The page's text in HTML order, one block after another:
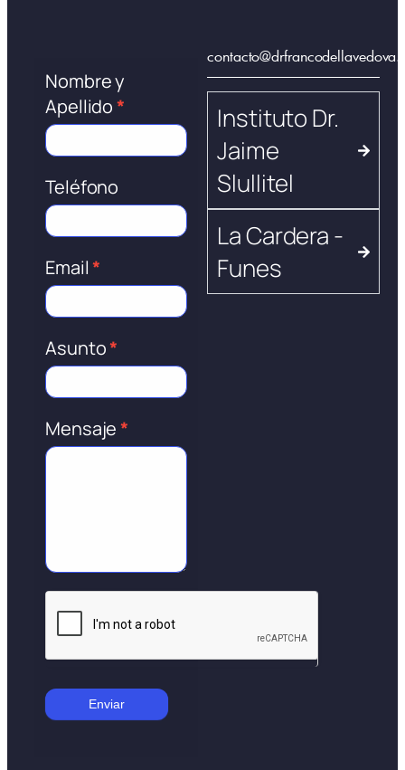
Formulario
de
contacto
Nombre y
Apellido*
Teléfono
Email*
Asunto*
Mensaje*
Enviar
Instituto Dr.
Jaime
Slullitel
La Cardera -
Funes